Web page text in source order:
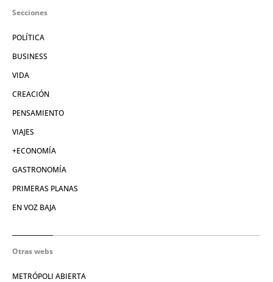
Secciones
POLÍTICA
BUSINESS
VIDA
CREACIÓN
PENSAMIENTO
VIAJES
+ECONOMÍA
GASTRONOMÍA
PRIMERAS PLANAS
EN VOZ BAJA
Otras webs
METRÓPOLI ABIERTA